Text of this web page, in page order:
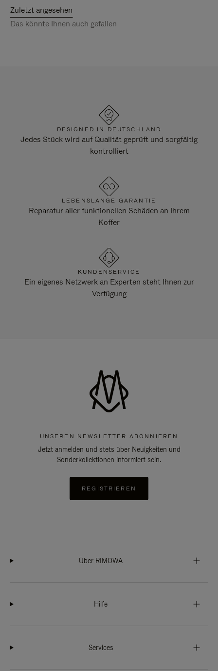
Zuletzt angesehen
Das könnte Ihnen auch gefallen
DESIGNED IN DEUTSCHLAND
Jedes Stück wird auf Qualität geprüft und sorgfältig
kontrolliert
LEBENSLANGE GARANTIE
Reparatur aller funktionellen Schäden an Ihrem
Koffer
KUNDENSERVICE
Ein eigenes Netzwerk an Experten steht Ihnen zur
Verfügung
UNSEREN NEWSLETTER ABONNIEREN
Jetzt anmelden und stets über Neuigkeiten und
Sonderkollektionen informiert sein.
REGISTRIEREN
Über RIMOWA
Hilfe
Services